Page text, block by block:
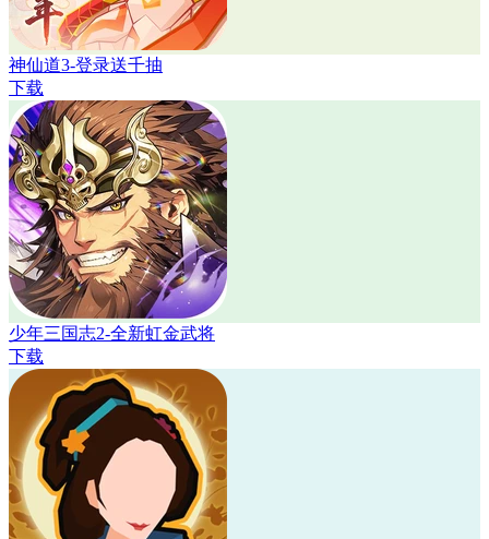
神仙道3-登录送千抽
下载
少年三国志2-全新虹金武将
下载